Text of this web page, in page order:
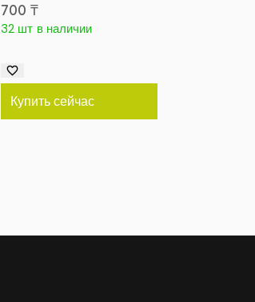
700₸
32 шт в наличии
Купить сейчас